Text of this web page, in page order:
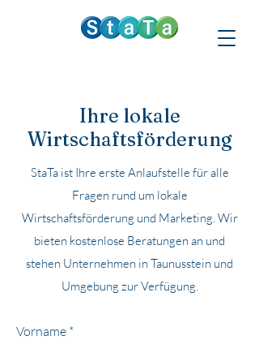
Ihre lokale
Wirtschaftsförderung
StaTa ist Ihre erste Anlaufstelle für alle
Fragen rund um lokale
Wirtschaftsförderung und Marketing. Wir
bieten kostenlose Beratungen an und
stehen Unternehmen in Taunusstein und
Umgebung zur Verfügung.
Vorname